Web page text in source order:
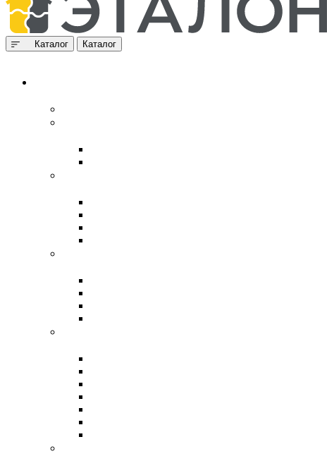
Каталог Каталог